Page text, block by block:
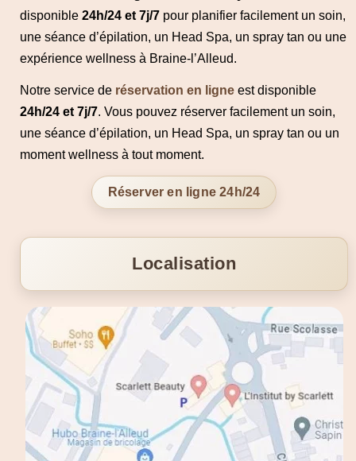
disponible 24h/24 et 7j/7 pour planifier facilement un soin,
une séance d’épilation, un Head Spa, un spray tan ou une
expérience wellness à Braine-l’Alleud.
Notre service de réservation en ligne est disponible
24h/24 et 7j/7. Vous pouvez réserver facilement un soin,
une séance d’épilation, un Head Spa, un spray tan ou un
moment wellness à tout moment.
Réserver en ligne 24h/24
Localisation